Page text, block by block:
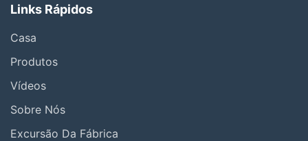
Links Rápidos
Casa
Produtos
Vídeos
Sobre Nós
Excursão Da Fábrica